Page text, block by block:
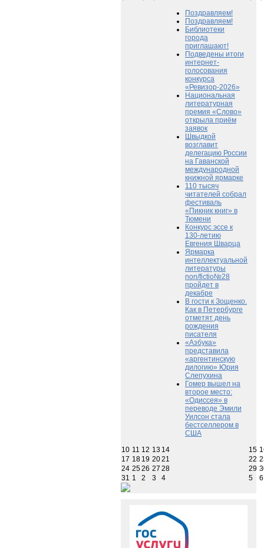
Поздравляем!
Поздравляем!
Библиотеки
города
приглашают!
Подведены итоги
интернет-
голосования
конкурса
«Ревизор-2026»
Национальная
литературная
премия «Слово»
открыла приём
заявок
Швыдкой
возглавит
делегацию России
на Гаванской
международной
книжной ярмарке
110 тысяч
читателей собрал
фестиваль
«Пикник книг» в
Тюмени
Конкурс эссе к
130-летию
Евгения Шварца
Ярмарка
интеллектуальной
литературы
non/fictio№28
пройдет в
декабре
В гости к Зощенко.
Как в Петербурге
отметят день
рождения
писателя
«Азбука»
представила
«аргентинскую
дилогию» Юрия
Слепухина
Гомер вышел на
второе место:
«Одиссея» в
переводе Эмили
Уилсон стала
бестселлером в
США
10 11 12 13 14 15
17 18 19 2021 22
24 2526 27 28 29
31 1 2 3 4 5 6